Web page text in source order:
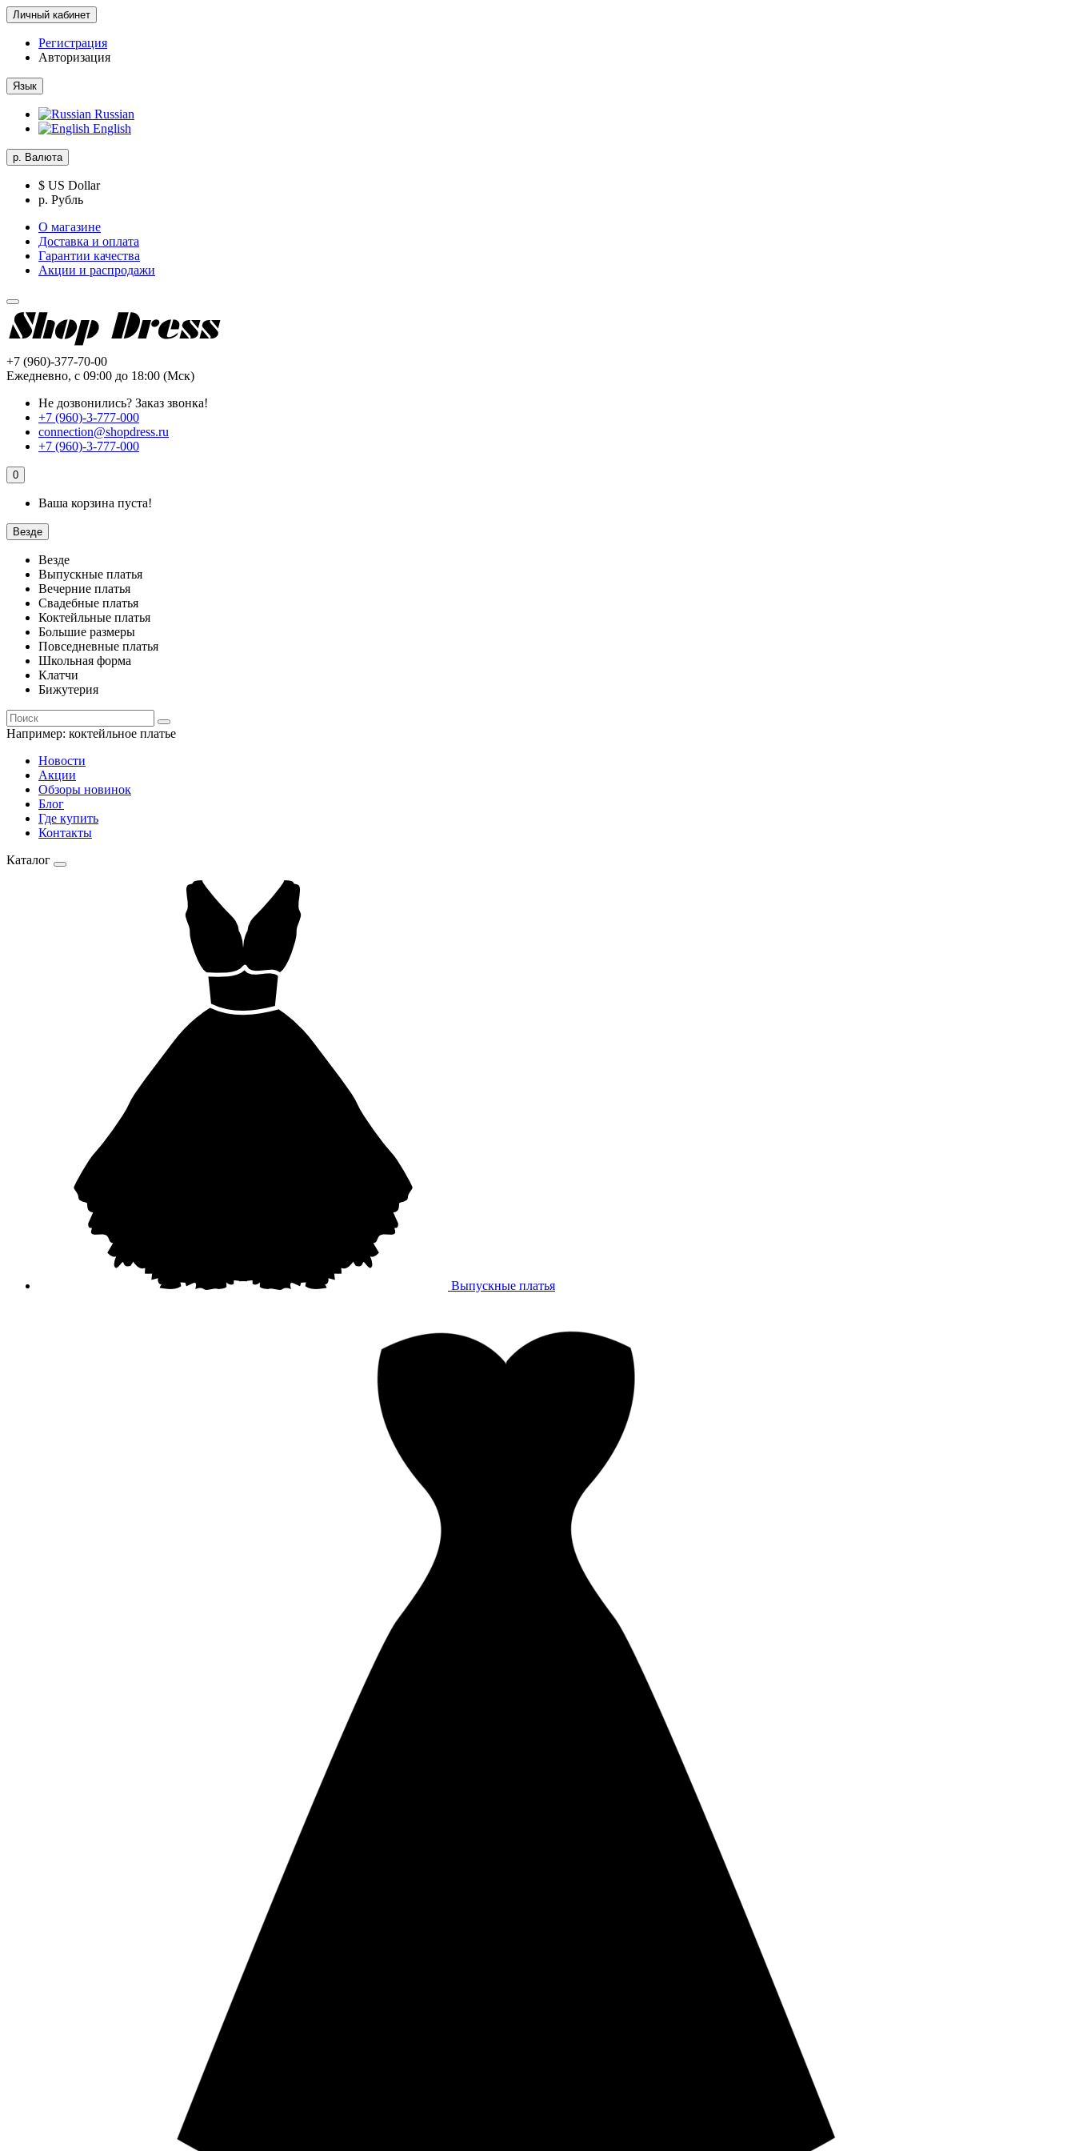
Личный кабинет
Регистрация
Авторизация
Язык
Russian
English
р. Валюта
$ US Dollar
р. Рубль
О магазине
Доставка и оплата
Гарантии качества
Акции и распродажи
+7 (960)-377-70-00
Ежедневно, с 09:00 до 18:00 (Мск)
Не дозвонились? Заказ звонка!
+7 (960)-3-777-000
connection@shopdress.ru
+7 (960)-3-777-000
0
Ваша корзина пуста!
Везде
Везде
Выпускные платья
Вечерние платья
Свадебные платья
Коктейльные платья
Большие размеры
Повседневные платья
Школьная форма
Клатчи
Бижутерия
Например: коктейльное платье
Новости
Акции
Обзоры новинок
Блог
Где купить
Контакты
Каталог
Выпускные платья